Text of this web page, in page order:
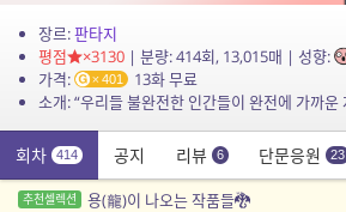
장르:판타지
평점
×3130| 분량: 414회, 13,015매 | 성향:
가격:
401
13화 무료
회차 414 공지 리뷰 6 단문응원 23
추천셀렉션 용(龍)이 나오는 작품들🐉